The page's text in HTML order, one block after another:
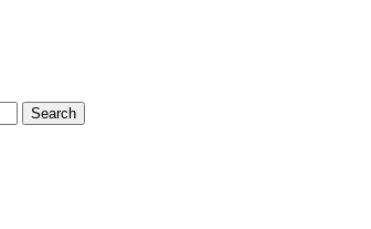
Search